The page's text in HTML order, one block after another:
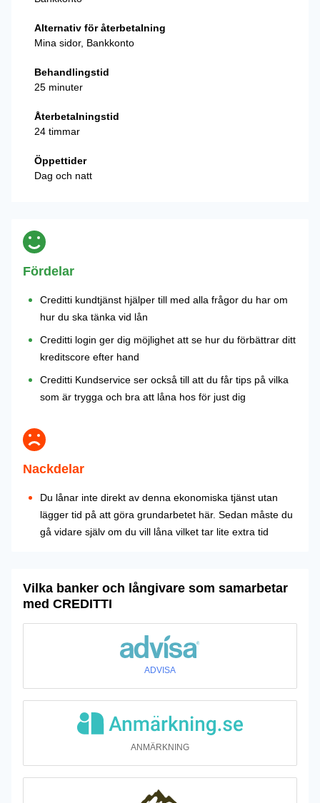
Alternativ för återbetalning
Mina sidor, Bankkonto
Behandlingstid
25 minuter
Återbetalningstid
24 timmar
Öppettider
Dag och natt
Fördelar
Creditti kundtjänst hjälper till med alla frågor du har om
hur du ska tänka vid lån
Creditti login ger dig möjlighet att se hur du förbättrar ditt
kreditscore efter hand
Creditti Kundservice ser också till att du får tips på vilka
som är trygga och bra att låna hos för just dig
Nackdelar
Du lånar inte direkt av denna ekonomiska tjänst utan
lägger tid på att göra grundarbetet här. Sedan måste du
gå vidare själv om du vill låna vilket tar lite extra tid
Vilka banker och långivare som samarbetar
med CREDITTI
ADVISA
ANMÄRKNING